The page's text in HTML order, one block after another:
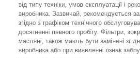
від типу техніки, умов експлуатації і
виробника. Зазвичай, рекомендується
згідно з графіком технічного
досягненні певного пробігу. Фільтри,
масляні, також мають бути замінені
виробника або при виявленні ознак